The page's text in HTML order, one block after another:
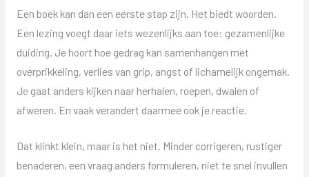
Een boek kan dan een eerste stap zijn. Het biedt woorden.
Een lezing voegt daar iets wezenlijks aan toe: gezamenlijke
duiding. Je hoort hoe gedrag kan samenhangen met
overprikkeling, verlies van grip, angst of lichamelijk ongemak.
Je gaat anders kijken naar herhalen, roepen, dwalen of
afweren. En vaak verandert daarmee ook je reactie.
Dat klinkt klein, maar is het niet. Minder corrigeren, rustiger
benaderen, een vraag anders formuleren, niet te snel invullen